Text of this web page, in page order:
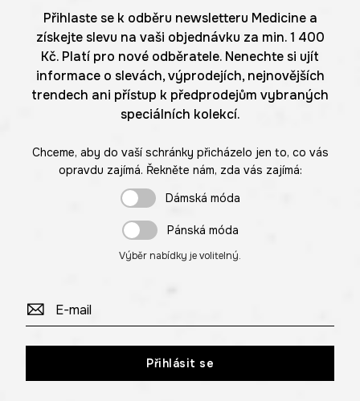
Přihlaste se k odběru newsletteru Medicine a
získejte slevu na vaši objednávku za min. 1 400
Kč. Platí pro nové odběratele. Nenechte si ujít
informace o slevách, výprodejích, nejnovějších
trendech ani přístup k předprodejům vybraných
speciálních kolekcí.
Chceme, aby do vaší schránky přicházelo jen to, co vás
opravdu zajímá. Řekněte nám, zda vás zajímá:
Dámská móda
Pánská móda
Výběr nabídky je volitelný.
Přihlásit se